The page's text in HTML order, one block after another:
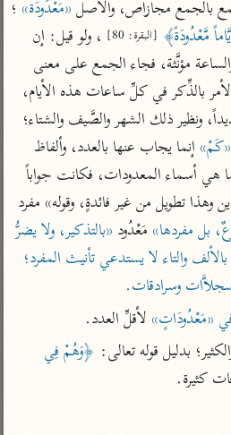
الرازي
البيان
للبقاعي
والتنوير
الوجيز لابن
عطية
المحيط لأبي
حيان
للواحدي
تفسير ابن عثيمين
مركَّزة العبارة
تفسير الجلالين
جامع البيان للإيجي
تفسير البيضاوي
تفسير النسفي
الوجيز للواحدي
تفسير ابن أبي زمنين
آثار
موسوعة التفسير
بالجمع مجازاص، والأصل «مَعْدُودَة»
مَّعْدُودَةً﴾ [البقرة: 80]
«كَمْ»
هذه الأشياء ليست عدداً، وإنما هي أسماء المعدودات، فكانت جواباً
بل مفردها» مَعْدُود
«بالتذكير، ولا يضرُّ
وسرادقات.
في «مَعْدُودَاتٍ» لأقلِّ العدد.
بدليل قوله تعالى:
كثيرة.